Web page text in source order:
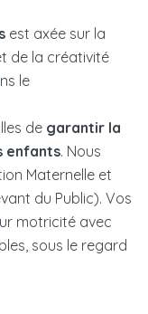
est axée sur la
de la créativité
le
de garantir la
enfants. Nous
Maternelle et
du Public). Vos
motricité avec
sous le regard